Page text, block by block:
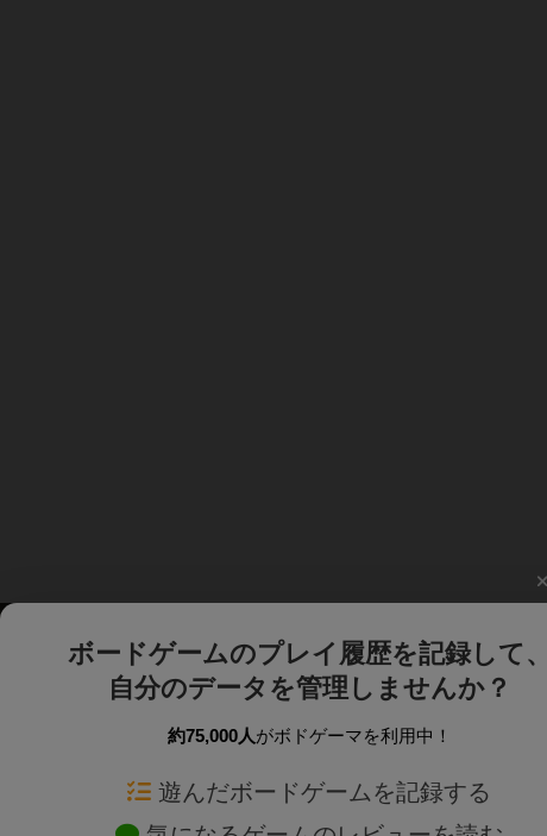
ボードゲームのプレイ履歴を記録して、
自分のデータを管理しませんか？
約75,000人がボドゲーマを利用中！
遊んだボードゲームを記録する